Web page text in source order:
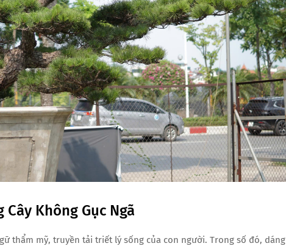
Không Gục Ngã
thẩm mỹ, truyền tải triết lý sống của con người. Trong số đó, dáng